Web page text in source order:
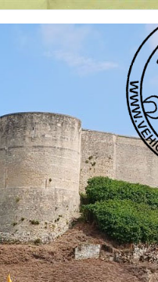
sont à votre disposition pour vous